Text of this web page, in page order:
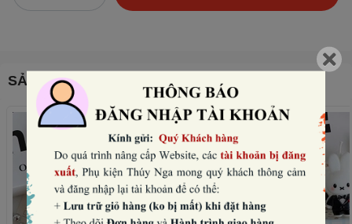
SẢN PHẨM THƯỜNG MUA CÙNG